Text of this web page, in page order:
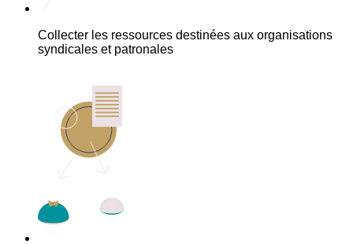
Collecter les ressources destinées aux organisations
syndicales et patronales